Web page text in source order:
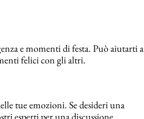
e momenti di festa. Può aiutarti a
felici con gli altri.
tue emozioni. Se desideri una
esperti per una discussione